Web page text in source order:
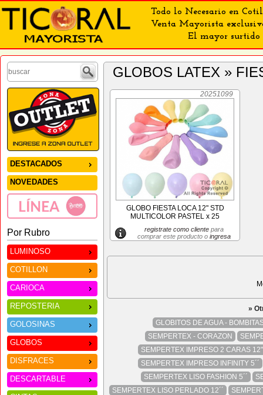
Todo lo Necesario en
Venta Mayorista
El mayor surtido
DESTACADOS
NOVEDADES
Por Rubro
LUMINOSO
COTILLON
CARIOCA
REPOSTERIA
GOLOSINAS
GLOBOS
DISFRACES
DESCARTABLE
GLOBOS LATEX »
20251099
GLOBO FIESTA LOCA 12" STD
MULTICOLOR PASTEL x 25
registrate como clientepara
comprar este producto o ingresa
»
GLOBITOS DE AGUA -
SEMPERTEX - CORAZON
SEMPERTEX IMPRESO 2 CARAS 12"
SEMPERTEX IMPRESO INFINITY 5´´
SEMPERTEX LISO FASHION 5´´
SEMPERTEX LISO PERLADO 12´´